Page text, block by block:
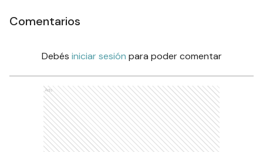
Comentarios
Debés iniciar sesión para poder comentar
Ads